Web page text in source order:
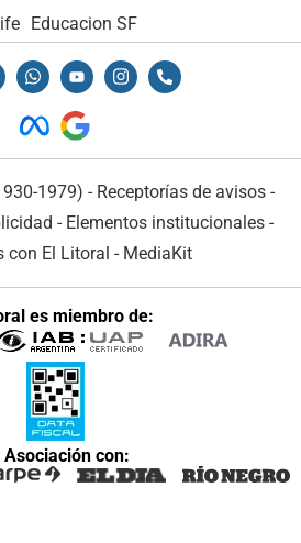
Educacion SF
1979) - Receptorías de avisos -
- Elementos institucionales -
con El Litoral - MediaKit
es miembro de:
Asociación con: